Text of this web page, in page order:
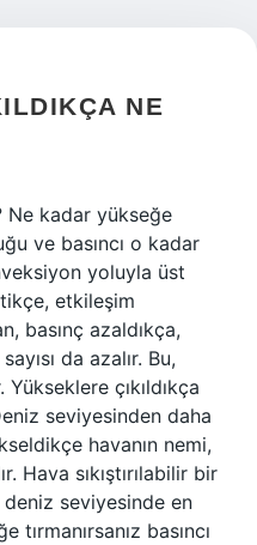
NE
Ne kadar yükseğe
ve basıncı o kadar
yoluyla üst
etkileşim
basınç azaldıkça,
da azalır. Bu,
çıkıldıkça
seviyesinden daha
havanın nemi,
Hava sıkıştırılabilir bir
deniz seviyesinde en
basıncı